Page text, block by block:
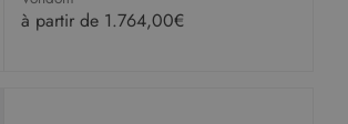
à partir de 1.764,00€